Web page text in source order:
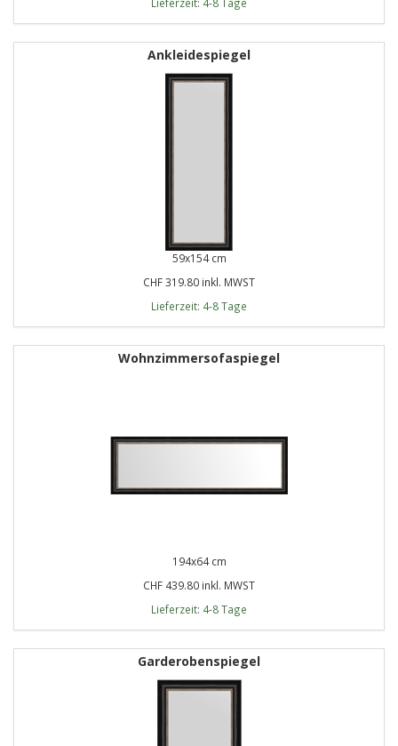
Ankleidespiegel
59x154 cm
CHF 319.80 inkl. MWST
Lieferzeit: 4-8 Tage
Wohnzimmersofaspiegel
194x64 cm
CHF 439.80 inkl. MWST
Lieferzeit: 4-8 Tage
Garderobenspiegel